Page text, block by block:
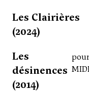
Les Clairières
(2024)
Les
désinences
(2014)